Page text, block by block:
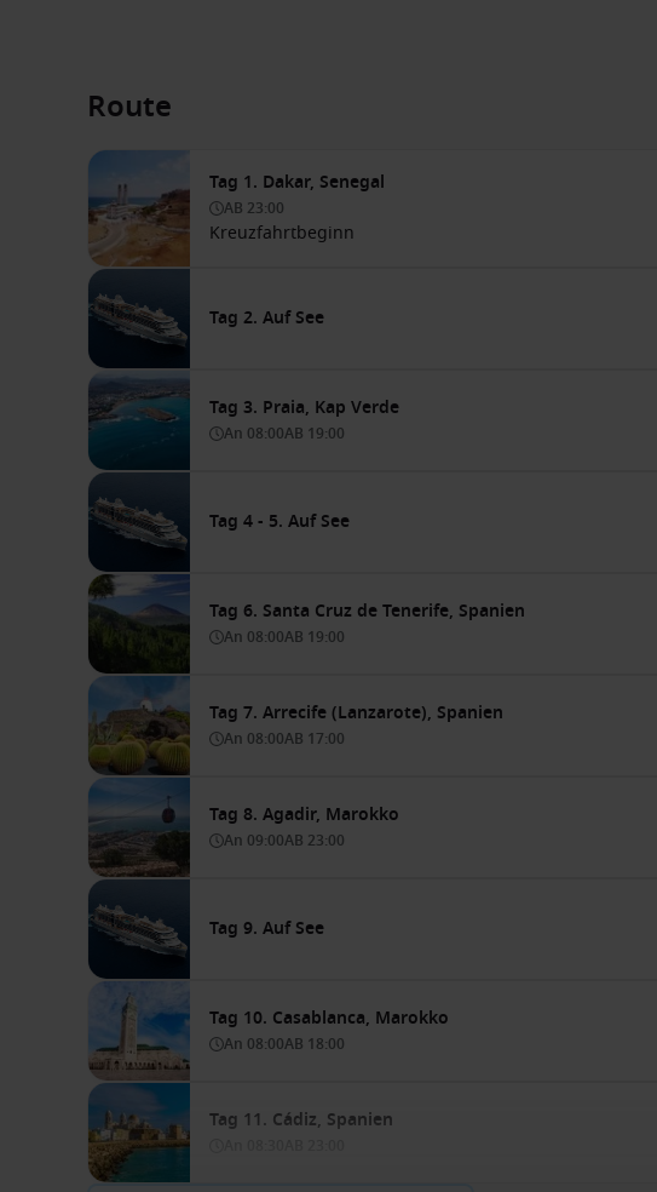
Route
Tag 1. Dakar, Senegal
AB 23:00
Kreuzfahrtbeginn
Tag 2. Auf See
Tag 3. Praia, Kap Verde
An 08:00AB 19:00
Tag 4 - 5. Auf See
Tag 6. Santa Cruz de Tenerife, Spanien
An 08:00AB 19:00
Tag 7. Arrecife (Lanzarote), Spanien
An 08:00AB 17:00
Tag 8. Agadir, Marokko
An 09:00AB 23:00
Tag 9. Auf See
Tag 10. Casablanca, Marokko
An 08:00AB 18:00
Tag 11. Cádiz, Spanien